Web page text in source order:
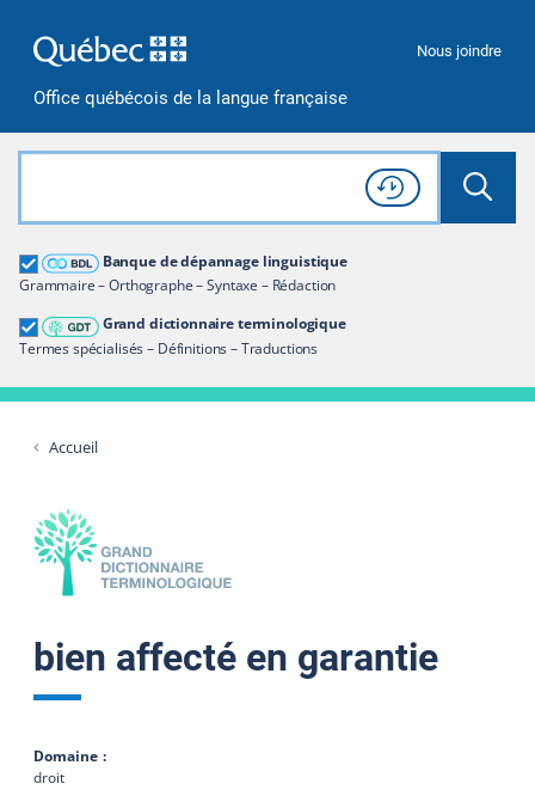
Office québécois de la langue française
Nous joindre
Rechercher dans tout le site
Lancer
Consulter l'
Historique
de recherche
Banque de dépannage linguistique
Grammaire – Orthographe – Syntaxe – Rédaction
Grand dictionnaire terminologique
Termes spécialisés – Définitions – Traductions
Grand dictionnaire terminologique
Restreindre aux termes
Accueil
bien affecté en garantie
Domaine
droit